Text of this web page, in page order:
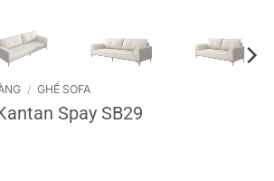
/ GHẾ SOFA
Spay SB29